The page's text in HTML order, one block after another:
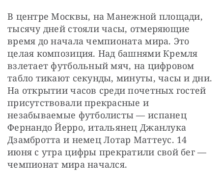
В центре Москвы, на Манежной площади,
тысячу дней стояли часы, отмеряющие
время до начала чемпионата мира. Это
целая композиция. Над башнями Кремля
взлетает футбольный мяч, на цифровом
табло тикают секунды, минуты, часы и дни.
На открытии часов среди почетных гостей
присутствовали прекрасные и
незабываемые футболисты — испанец
Фернандо Йерро, итальянец Джанлука
Дзамбротта и немец Лотар Маттеус. 14
июня с утра цифры прекратили свой бег —
чемпионат мира начался.